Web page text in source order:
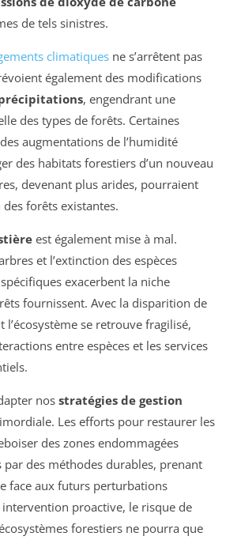
de tels sinistres.
climatiques ne s’arrêtent pas
également des modifications
, engendrant une
des types de forêts. Certaines
augmentations de l’humidité
des habitats forestiers d’un nouveau
devenant plus arides, pourraient
forêts existantes.
est également mise à mal.
et l’extinction des espèces
exacerbent la niche
fournissent. Avec la disparition de
l’écosystème se retrouve fragilisé,
entre espèces et les services
nos stratégies de gestion
Les efforts pour restaurer les
des zones endommagées
des méthodes durables, prenant
face aux futurs perturbations
proactive, le risque de
forestiers ne pourra que